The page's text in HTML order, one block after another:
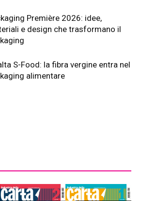
Première 2026: idee,
e design che trasformano il
S-Food: la fibra vergine entra nel
alimentare